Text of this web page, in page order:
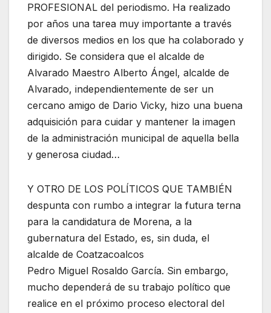
PROFESIONAL del periodismo. Ha realizado
por años una tarea muy importante a través
de diversos medios en los que ha colaborado y
dirigido. Se considera que el alcalde de
Alvarado Maestro Alberto Ángel, alcalde de
Alvarado, independientemente de ser un
cercano amigo de Dario Vicky, hizo una buena
adquisición para cuidar y mantener la imagen
de la administración municipal de aquella bella
y generosa ciudad…
Y OTRO DE LOS POLÍTICOS QUE TAMBIÉN
despunta con rumbo a integrar la futura terna
para la candidatura de Morena, a la
gubernatura del Estado, es, sin duda, el
alcalde de Coatzacoalcos
Pedro Miguel Rosaldo García. Sin embargo,
mucho dependerá de su trabajo político que
realice en el próximo proceso electoral del